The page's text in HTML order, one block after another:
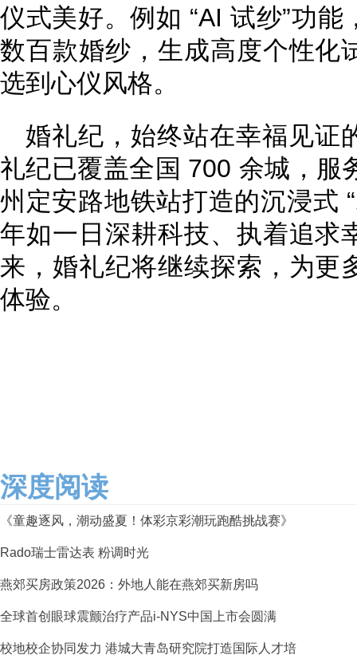
仪式美好。例如 “AI 试纱”功
数百款婚纱，生成高度个性化
选到心仪风格。
婚礼纪，始终站在幸福见证
礼纪已覆盖全国 700 余城，服
州定安路地铁站打造的沉浸式 “
年如一日深耕科技、执着追求
来，婚礼纪将继续探索，为更
体验。
深度阅读
《童趣逐风，潮动盛夏！体彩京彩潮玩跑酷挑战赛》
Rado瑞士雷达表 粉调时光
燕郊买房政策2026：外地人能在燕郊买新房吗
全球首创眼球震颤治疗产品i-NYS中国上市会圆满
校地校企协同发力 港城大青岛研究院打造国际人才培